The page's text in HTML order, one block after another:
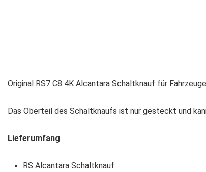
Original RS7 C8 4K Alcantara Schaltknauf für
Das Oberteil des Schaltknaufs ist nur gesteckt und
Lieferumfang
RS Alcantara Schaltknauf